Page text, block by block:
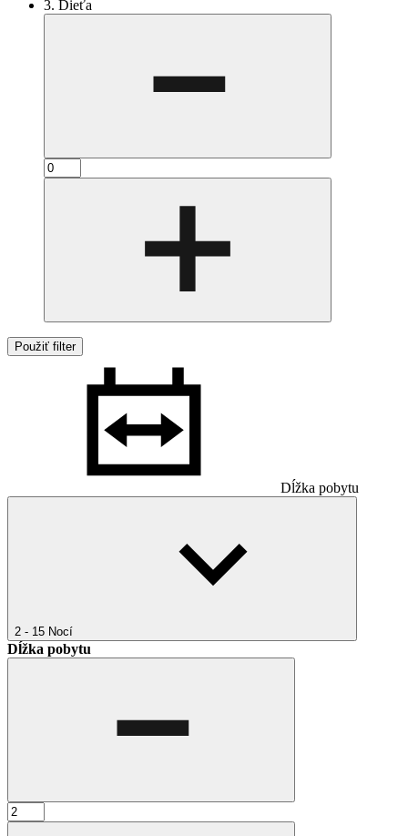
3. Dieťa
Použiť filter
Dĺžka pobytu
2 - 15 Nocí
Dĺžka pobytu